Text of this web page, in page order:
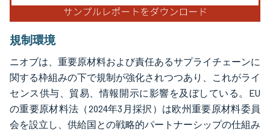
規制環境
ニオブは、重要原材料および責任あるサプライチェーンに
関する枠組みの下で規制が強化されつつあり、これがライ
センス供与、貿易、情報開示に影響を及ぼしている。EU
の重要原材料法（2024年3月採択）は欧州重要原材料委員
会を設立し、供給国との戦略的パートナーシップの仕組み